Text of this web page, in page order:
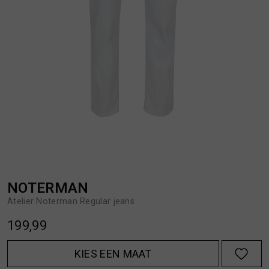
NOTERMAN
Atelier Noterman Regular jeans
199,99
KIES EEN MAAT